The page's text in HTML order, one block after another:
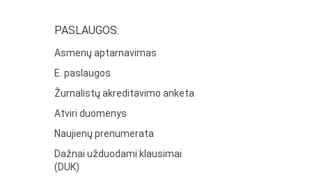
PASLAUGOS:
Asmenų aptarnavimas
E. paslaugos
Žurnalistų akreditavimo anketa
Atviri duomenys
Naujienų prenumerata
Dažnai užduodami klausimai
(DUK)